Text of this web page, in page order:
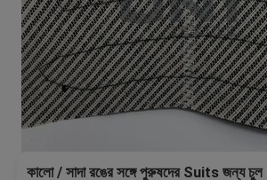
কালো / সাদা রঙের সঙ্গে পুরুষদের Suits জন্য